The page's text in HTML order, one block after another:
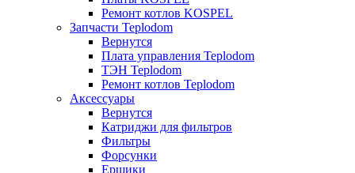
Ремонт котлов KOSPEL
Запчасти Teplodom
Вернутся
Плата управления Teplodom
ТЭН Teplodom
Ремонт котлов Teplodom
Аксессуары
Вернутся
Катриджи для фильтров
Фильтры
Форсунки
Ершики